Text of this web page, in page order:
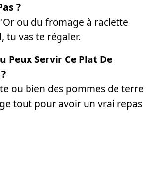
?
ou du fromage à raclette
tu vas te régaler.
Peux Servir Ce Plat De
ou bien des pommes de terre
tout pour avoir un vrai repas